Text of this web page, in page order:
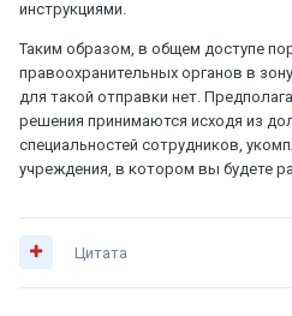
инструкциями.
Таким образом, в общем доступе
правоохранительных органов в
для такой отправки нет.
решения принимаются исходя из
специальностей сотрудников,
учреждения, в котором вы будете
Цитата